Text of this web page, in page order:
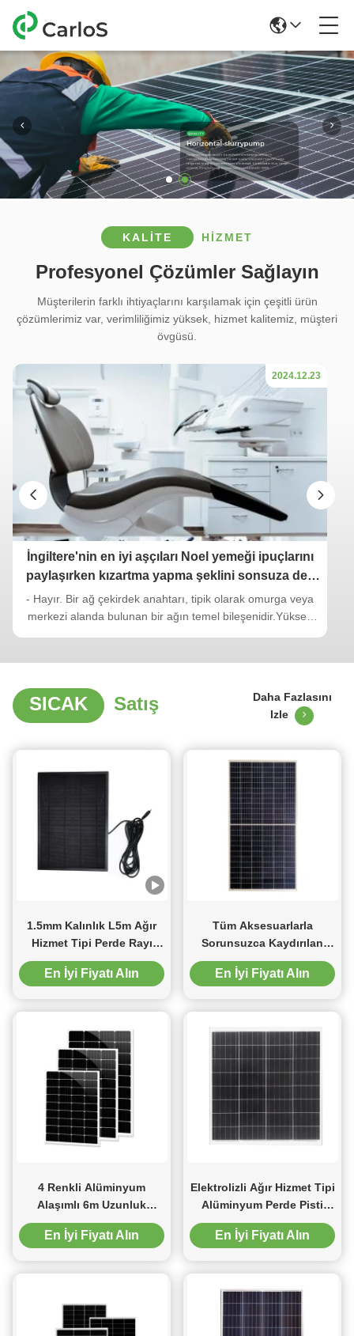
KALITE HIZMET
Profesyonel Çözümler Sağlayın
Müşterilerin farklı ihtiyaçlarını karşılamak için çeşitli ürün
çözümlerimiz var, verimliliğimiz yüksek, hizmet kalitemiz, müşteri
övgüsü.
2024.12.23
İngiltere'nin en iyi aşçıları Noel yemeği ipuçlarını
paylaşırken kızartma yapma şeklini sonsuza dek
değiştirebilecek bir tarif
- Hayır. Bir ağ çekirdek anahtarı, tipik olarak omurga veya
merkezi alanda bulunan bir ağın temel bileşenidir.Yüksek
SICAK Satış
Daha Fazlasını
Izle
1.5mm Kalınlık L5m Ağır
Hizmet Tipi Perde Rayı
Tutam Plise Perde Parçası
En İyi Fiyatı Alın
Tüm Aksesuarlarla
Sorunsuzca Kaydırılan
Alüminyum Perde Pisti 6m
Perde Rayı
En İyi Fiyatı Alın
4 Renkli Alüminyum
Alaşımlı 6m Uzunluk
Tavana Monte Duş Perdesi
Rayı
En İyi Fiyatı Alın
Elektrolizli Ağır Hizmet Tipi
Alüminyum Perde Pisti
4.5m Uzunluk
En İyi Fiyatı Alın